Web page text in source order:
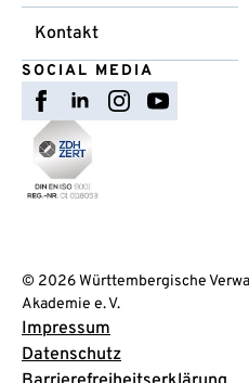
Kontakt
SOCIAL MEDIA
© 2026 Württembergische
Akademie e. V.
Impressum
Datenschutz